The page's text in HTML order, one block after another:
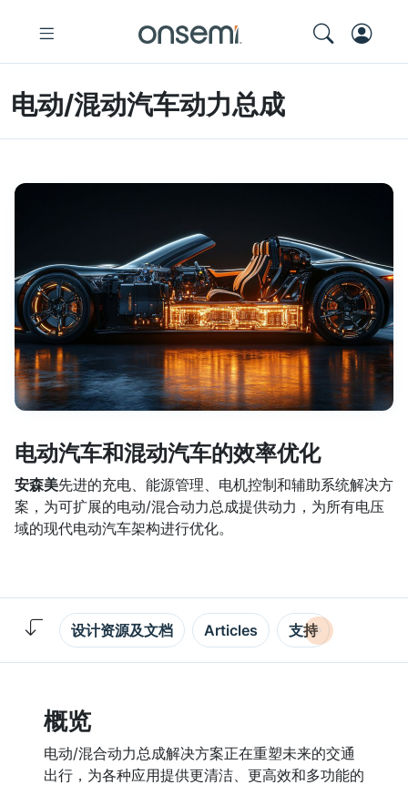
电动/混动汽车动力总成
电动汽车和混动汽车的效率优化
安森美先进的充电、能源管理、电机控制和辅助系统解决方
案，为可扩展的电动/混合动力总成提供动力，为所有电压
域的现代电动汽车架构进行优化。
设计资源及文档 Articles 支持
概览
电动/混合动力总成解决方案正在重塑未来的交通
出行，为各种应用提供更清洁、更高效和多功能的